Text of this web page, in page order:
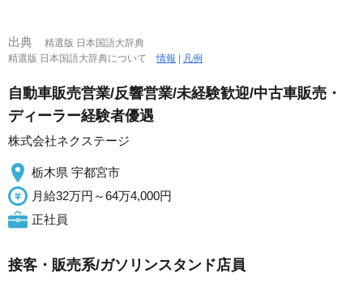
出典
精選版 日本国語大辞典
精選版 日本国語大辞典について情報 凡例
自動車販売営業/反響営業/未経験歓迎/中古車販売・
ディーラー経験者優遇
株式会社ネクステージ
栃木県 宇都宮市
月給32万円～64万4,000円
正社員
接客・販売系/ガソリンスタンド店員